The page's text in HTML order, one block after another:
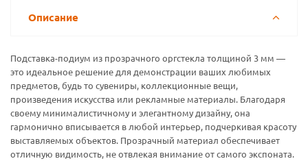
Описание
Подставка-подиум из прозрачного оргстекла толщиной 3 мм —
это идеальное решение для демонстрации ваших любимых
предметов, будь то сувениры, коллекционные вещи,
произведения искусства или рекламные материалы. Благодаря
своему минималистичному и элегантному дизайну, она
гармонично вписывается в любой интерьер, подчеркивая красоту
выставляемых объектов. Прозрачный материал обеспечивает
отличную видимость, не отвлекая внимание от самого экспоната.